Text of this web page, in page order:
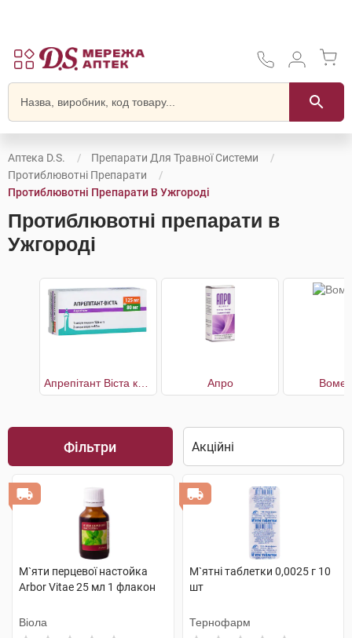
Аптека D.S.
Препарати Для Травної Системи
Протиблювотні Препарати
Протиблювотні Препарати В Ужгороді
Протиблювотні препарати в
Ужгороді
Апро
Фільтри
М`яти перцевої настойка
Arbor Vitae 25 мл 1 флакон
Віола
М`ятні таблетки 0,0025 г 10
шт
Тернофарм